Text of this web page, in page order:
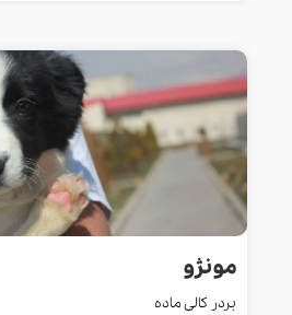
مونژو
بردر کالی ماده